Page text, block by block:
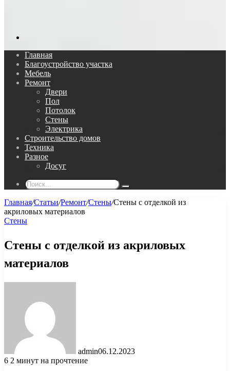
Главная
Благоустройство участка
Мебель
Ремонт
Двери
Пол
Потолок
Стены
Электрика
Строительство домов
Техника
Разное
Досуг
Поиск...
Главная/Статьи/Ремонт/Стены/Стены с отделкой из
акриловых материалов
Стены
Стены с отделкой из акриловых
материалов
admin06.12.2023
6 2 минут на прочтение